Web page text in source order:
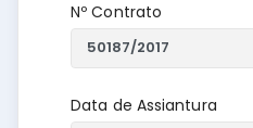
Nº Contrato
Data de Assiantura